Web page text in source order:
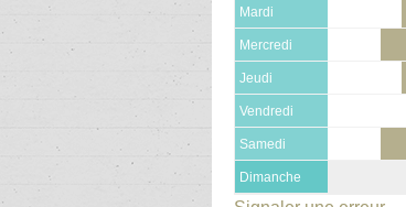
Mardi
Mercredi
Jeudi
Vendredi
Samedi
Dimanche